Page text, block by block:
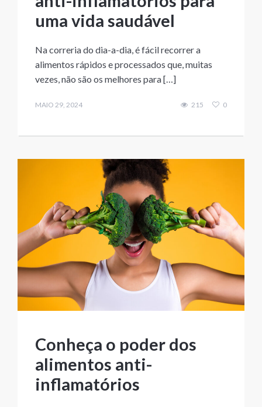
uma vida saudável
Na correria do dia-a-dia, é fácil recorrer a
alimentos rápidos e processados que, muitas
vezes, não são os melhores para […]
MAIO 29, 2024 215 0
Conheça o poder dos
alimentos anti-
inflamatórios